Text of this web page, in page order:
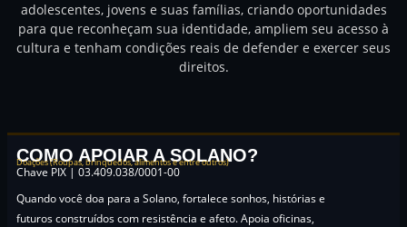
adolescentes, jovens e suas famílias, criando oportunidades
para que reconheçam sua identidade, ampliem seu acesso à
cultura e tenham condições reais de defender e exercer seus
direitos.
COMO APOIAR A SOLANO?
Doações (Roupas, brinquedos, alimentos e entre outros)
Chave PIX | 03.409.038/0001-00
Quando você doa para a Solano, fortalece sonhos, histórias e
futuros construídos com resistência e afeto. Apoia oficinas,